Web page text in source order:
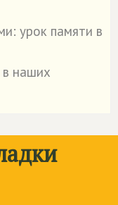
урок памяти в
наших